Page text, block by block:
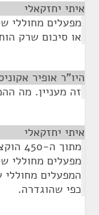
איתי יחזקאלי
מפעלים מחוללי
או סיכום שרק
היו"ר אופיר
זה מעניין. מה
איתי יחזקאלי
מפעלים מחוללי
המפעלים מחוללי
כפי שהוגדרה.